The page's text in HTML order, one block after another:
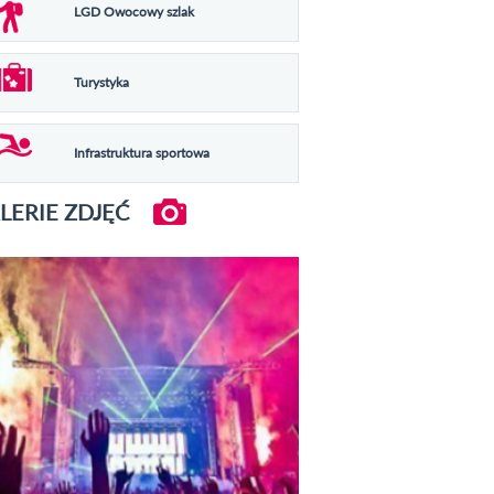
LGD Owocowy szlak
Turystyka
Infrastruktura sportowa
ZDJĘĆ